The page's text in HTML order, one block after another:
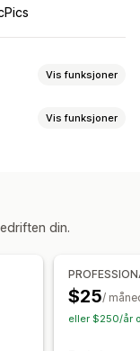
Vis funksjoner
Vis funksjoner
Søk og filter
din.
$25/
eller $250/år